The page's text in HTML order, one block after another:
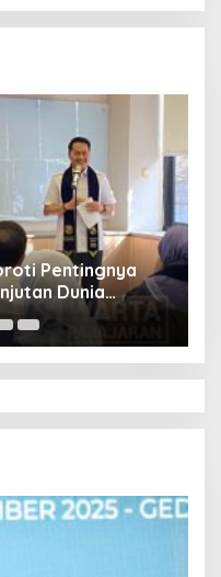
Pentingnya
Dunia